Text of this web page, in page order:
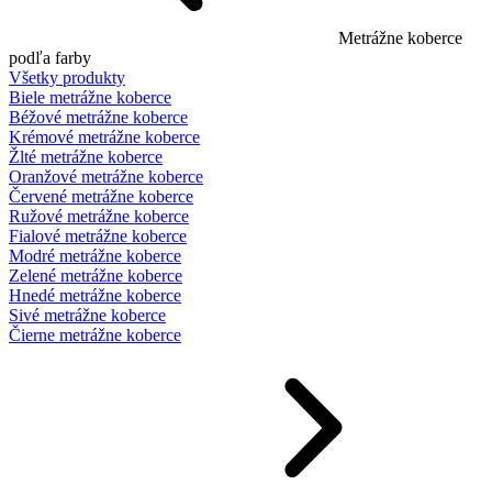
Metrážne koberce
podľa farby
Všetky produkty
Biele metrážne koberce
Béžové metrážne koberce
Krémové metrážne koberce
Žlté metrážne koberce
Oranžové metrážne koberce
Červené metrážne koberce
Ružové metrážne koberce
Fialové metrážne koberce
Modré metrážne koberce
Zelené metrážne koberce
Hnedé metrážne koberce
Sivé metrážne koberce
Čierne metrážne koberce